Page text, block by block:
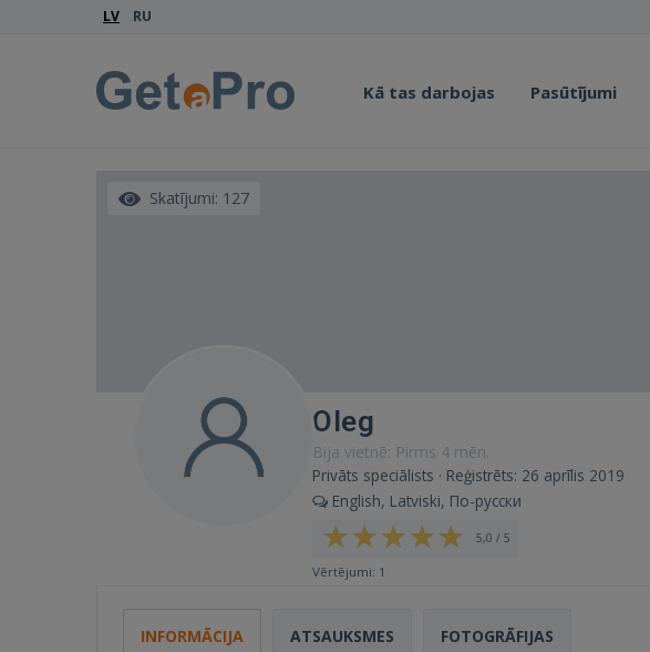
LV RU
Kā tas darbojas Pasūtījumi
Skatījumi: 127
Oleg
Bija vietnē: Pirms 4 mēn.
Privāts speciālists · Reģistrēts: 26 aprīlis 2019
English, Latviski, По-русски
5,0 / 5
Vērtējumi: 1
INFORMĀCIJA ATSAUKSMES FOTOGRĀFIJAS